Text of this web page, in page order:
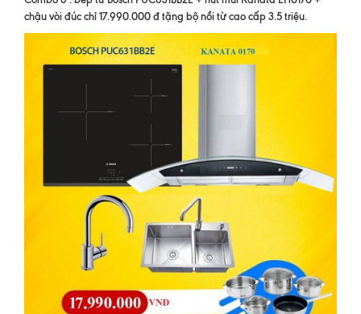
chậu vòi đúc chỉ 17.990.000 đ tặng bộ nồi từ cao cấp 3.5 triệu.